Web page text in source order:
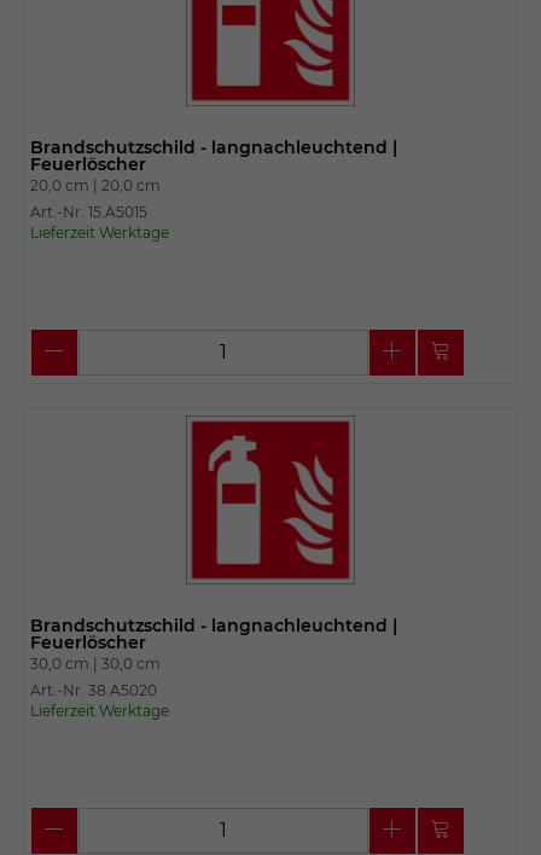
Brandschutzschild - langnachleuchtend |
Feuerlöscher
20,0 cm | 20,0 cm
Art.-Nr. 15.A5015
Lieferzeit Werktage
Brandschutzschild - langnachleuchtend |
Feuerlöscher
30,0 cm | 30,0 cm
Art.-Nr. 38.A5020
Lieferzeit Werktage